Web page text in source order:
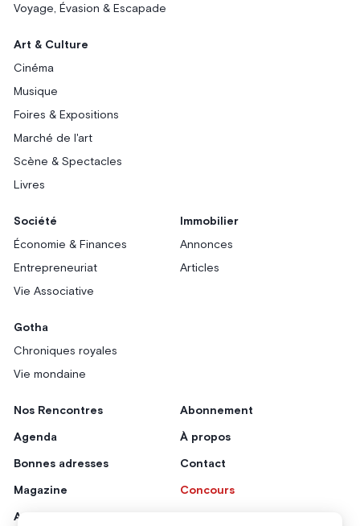
Voyage, Évasion & Escapade
Art & Culture
Cinéma
Musique
Foires & Expositions
Marché de l'art
Scène & Spectacles
Livres
Société
Économie & Finances
Entrepreneuriat
Vie Associative
Immobilier
Annonces
Articles
Gotha
Chroniques royales
Vie mondaine
Nos Rencontres
Agenda
Bonnes adresses
Magazine
Annonceurs
Abonnement
À propos
Contact
Concours